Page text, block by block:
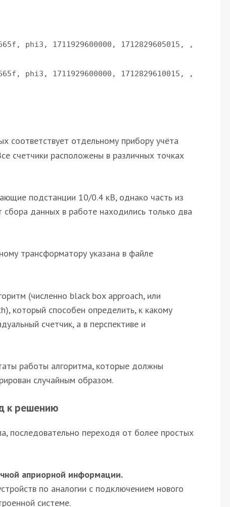
phi3, 1711929600000, 1712829605015, ,
phi3, 1711929600000, 1712829610015, ,
соответствует отдельному прибору учёта
счетчики расположены в различных точках
подстанции 10/0.4 кВ, однако часть из
данных в работе находились только два
трансформатору указана в файле
(численно black box approach, или
который способен определить, к какому
счетчик, а в перспективе и
работы алгоритма, которые должны
случайным образом.
к решению
последовательно переходя от более простых
априорной информации.
по аналогии с подключением нового
системе.